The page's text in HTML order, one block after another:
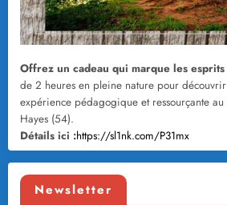
Offrez un cadeau qui marque les esprits
de 2 heures en pleine nature pour
expérience pédagogique et ressourçante
Hayes (54).
Détails ici :https://sl1nk.com/P31mx
Newsletter